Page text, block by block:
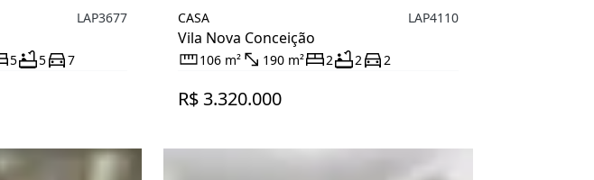
LAP3677
5 5 7
CASA
Vila Nova Conceição
LAP4110
106 m² 190 m² 2 2 2
R$ 3.320.000